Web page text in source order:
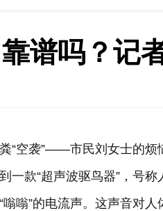
谱吗？记
“空袭”——市民刘女士的烦
款“超声波驱鸟器”，号称
嗡”的电流声。这声音对